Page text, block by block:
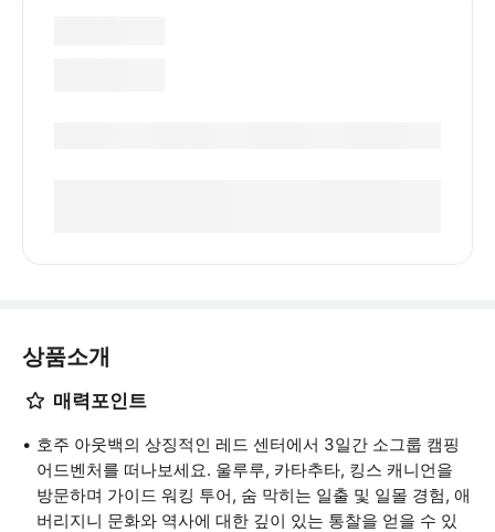
상품소개
매력포인트
호주 아웃백의 상징적인 레드 센터에서 3일간 소그룹 캠핑
어드벤처를 떠나보세요. 울루루, 카타추타, 킹스 캐니언을
방문하며 가이드 워킹 투어, 숨 막히는 일출 및 일몰 경험, 애
버리지니 문화와 역사에 대한 깊이 있는 통찰을 얻을 수 있